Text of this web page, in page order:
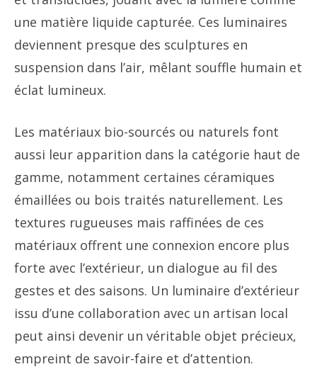
une matière liquide capturée. Ces luminaires
deviennent presque des sculptures en
suspension dans l’air, mêlant souffle humain et
éclat lumineux.
Les matériaux bio-sourcés ou naturels font
aussi leur apparition dans la catégorie haut de
gamme, notamment certaines céramiques
émaillées ou bois traités naturellement. Les
textures rugueuses mais raffinées de ces
matériaux offrent une connexion encore plus
forte avec l’extérieur, un dialogue au fil des
gestes et des saisons. Un luminaire d’extérieur
issu d’une collaboration avec un artisan local
peut ainsi devenir un véritable objet précieux,
empreint de savoir-faire et d’attention.